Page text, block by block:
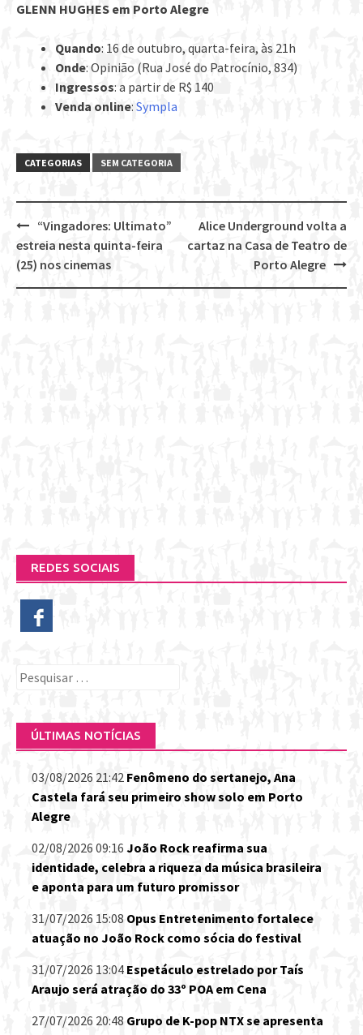
GLENN HUGHES em Porto Alegre
Quando: 16 de outubro, quarta-feira, às 21h
Onde: Opinião (Rua José do Patrocínio, 834)
Ingressos: a partir de R$ 140
Venda online: Sympla
CATEGORIAS SEM CATEGORIA
Post
navigation
Alice Underground volta a
cartaz na Casa de Teatro de
Porto Alegre
“Vingadores: Ultimato”
estreia nesta quinta-feira
(25) nos cinemas
REDES SOCIAIS
Pesquisar
ÚLTIMAS NOTÍCIAS
03/08/2026 21:42 Fenômeno do sertanejo, Ana
Castela fará seu primeiro show solo em Porto
Alegre
02/08/2026 09:16 João Rock reafirma sua
identidade, celebra a riqueza da música brasileira
e aponta para um futuro promissor
31/07/2026 15:08 Opus Entretenimento fortalece
atuação no João Rock como sócia do festival
31/07/2026 13:04 Espetáculo estrelado por Taís
Araujo será atração do 33º POA em Cena
27/07/2026 20:48 Grupo de K-pop NTX se apresenta